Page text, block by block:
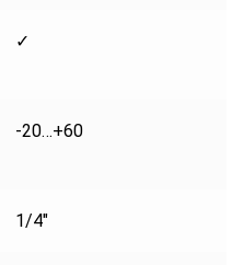
✓
-20…+60
1/4″